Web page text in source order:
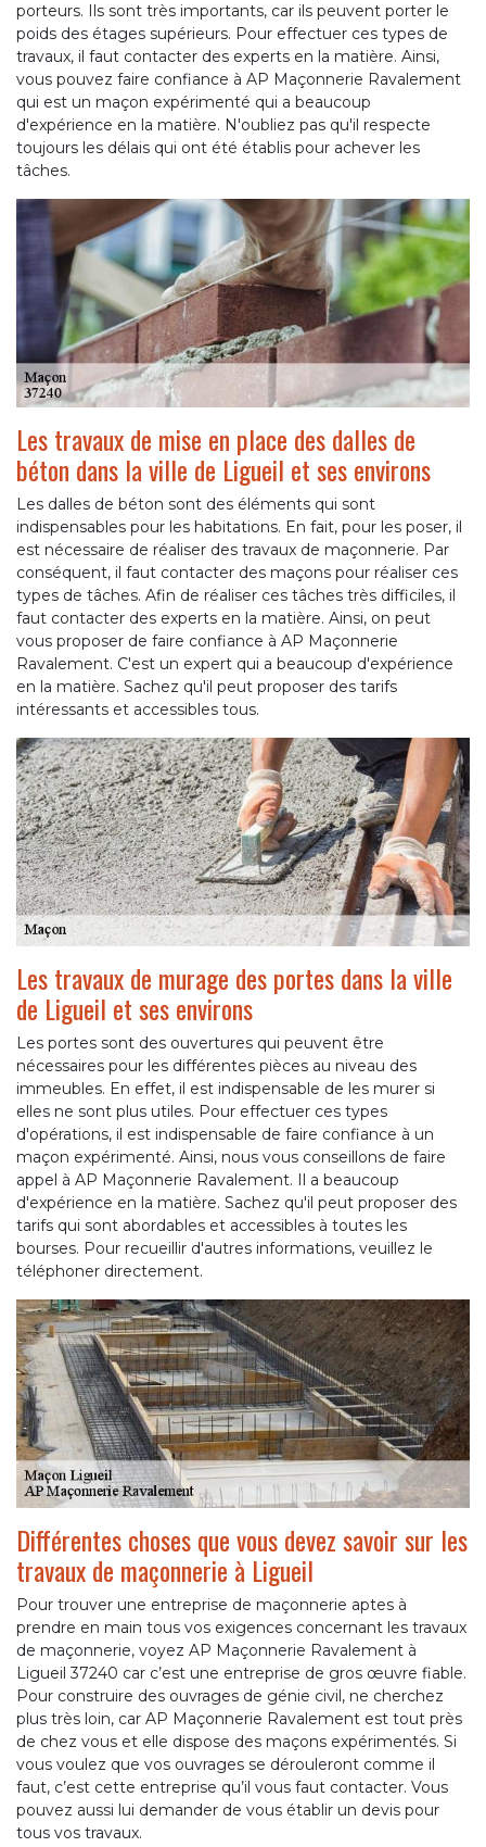
porteurs. Ils sont très importants, car ils peuvent porter le
poids des étages supérieurs. Pour effectuer ces types de
travaux, il faut contacter des experts en la matière. Ainsi,
vous pouvez faire confiance à AP Maçonnerie Ravalement
qui est un maçon expérimenté qui a beaucoup
d'expérience en la matière. N'oubliez pas qu'il respecte
toujours les délais qui ont été établis pour achever les
tâches.
Les travaux de mise en place des dalles de
béton dans la ville de Ligueil et ses environs
Les dalles de béton sont des éléments qui sont
indispensables pour les habitations. En fait, pour les poser, il
est nécessaire de réaliser des travaux de maçonnerie. Par
conséquent, il faut contacter des maçons pour réaliser ces
types de tâches. Afin de réaliser ces tâches très difficiles, il
faut contacter des experts en la matière. Ainsi, on peut
vous proposer de faire confiance à AP Maçonnerie
Ravalement. C'est un expert qui a beaucoup d'expérience
en la matière. Sachez qu'il peut proposer des tarifs
intéressants et accessibles tous.
Les travaux de murage des portes dans la ville
de Ligueil et ses environs
Les portes sont des ouvertures qui peuvent être
nécessaires pour les différentes pièces au niveau des
immeubles. En effet, il est indispensable de les murer si
elles ne sont plus utiles. Pour effectuer ces types
d'opérations, il est indispensable de faire confiance à un
maçon expérimenté. Ainsi, nous vous conseillons de faire
appel à AP Maçonnerie Ravalement. Il a beaucoup
d'expérience en la matière. Sachez qu'il peut proposer des
tarifs qui sont abordables et accessibles à toutes les
bourses. Pour recueillir d'autres informations, veuillez le
téléphoner directement.
Différentes choses que vous devez savoir sur les
travaux de maçonnerie à Ligueil
Pour trouver une entreprise de maçonnerie aptes à
prendre en main tous vos exigences concernant les travaux
de maçonnerie, voyez AP Maçonnerie Ravalement à
Ligueil 37240 car c’est une entreprise de gros œuvre fiable.
Pour construire des ouvrages de génie civil, ne cherchez
plus très loin, car AP Maçonnerie Ravalement est tout près
de chez vous et elle dispose des maçons expérimentés. Si
vous voulez que vos ouvrages se dérouleront comme il
faut, c’est cette entreprise qu’il vous faut contacter. Vous
pouvez aussi lui demander de vous établir un devis pour
tous vos travaux.